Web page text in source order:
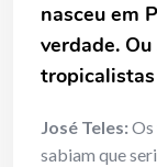
nasceu em
verdade.
tropicalistas
José Teles:Os
sabiam que